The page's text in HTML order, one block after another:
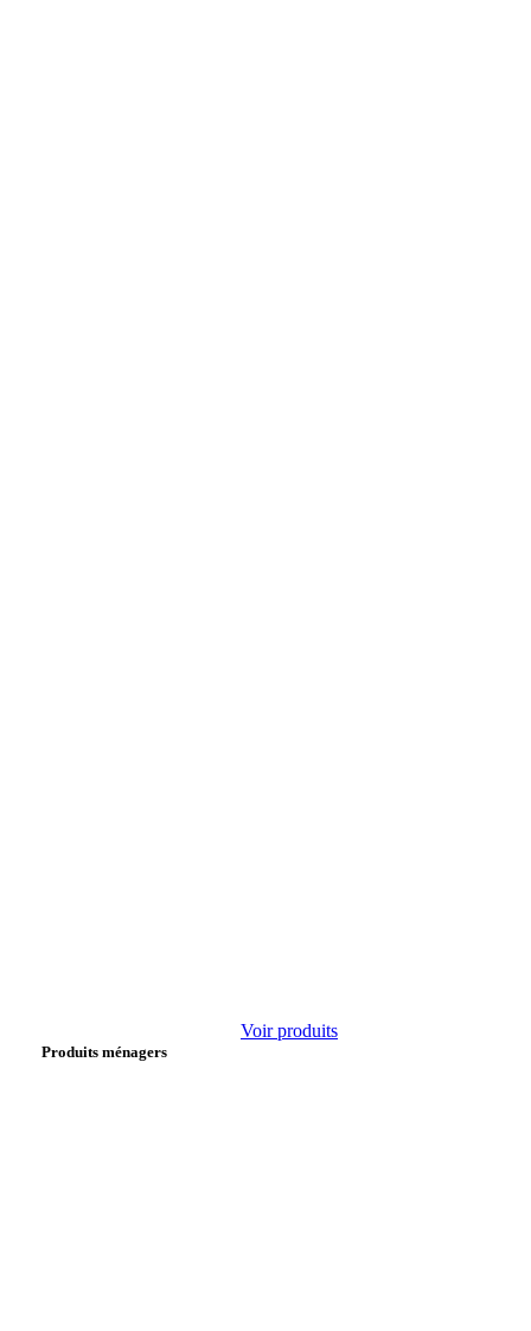
Voir produits
Produits ménagers